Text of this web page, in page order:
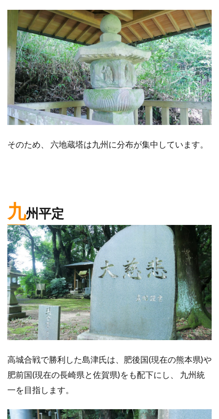
そのため、 六地蔵塔は九州に分布が集中しています。
九州平定
高城合戦で勝利した島津氏は、肥後国(現在の熊本県)や
肥前国(現在の長崎県と佐賀県)をも配下にし、 九州統
一を目指します。